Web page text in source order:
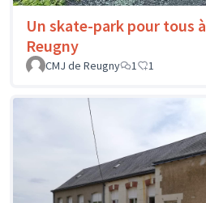
Un skate-park pour tous à
Reugny
CMJ de Reugny
1 1